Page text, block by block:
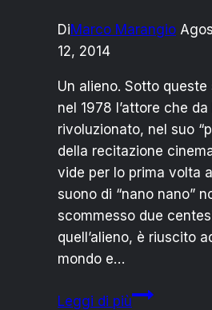
DiMarco Marangio
12, 2014
Un alieno. Sotto
nel 1978 l’attore che
rivoluzionato, nel suo
della recitazione
vide per lo prima volta
suono di “nano nano”
scommesso due
quell’alieno, è riuscito
mondo e…
Leggi di piùCIAO